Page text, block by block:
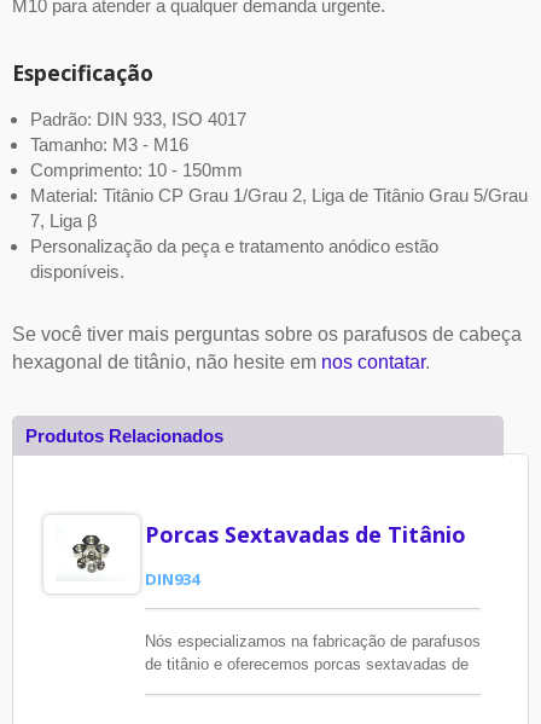
M10 para atender a qualquer demanda urgente.
Especificação
Padrão: DIN 933, ISO 4017
Tamanho: M3 - M16
Comprimento: 10 - 150mm
Material: Titânio CP Grau 1/Grau 2, Liga de Titânio Grau 5/Grau
7, Liga β
Personalização da peça e tratamento anódico estão
disponíveis.
Se você tiver mais perguntas sobre os parafusos de cabeça
hexagonal de titânio, não hesite em nos contatar.
Produtos Relacionados
Porcas Sextavadas de Titânio
DIN934
Nós especializamos na fabricação de parafusos
de titânio e oferecemos porcas sextavadas de